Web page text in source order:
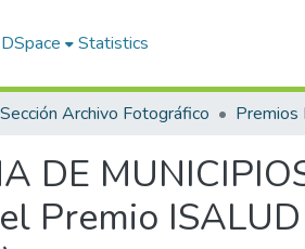
Statistics
Sección Archivo Fotográfico Premios
DE
Premio